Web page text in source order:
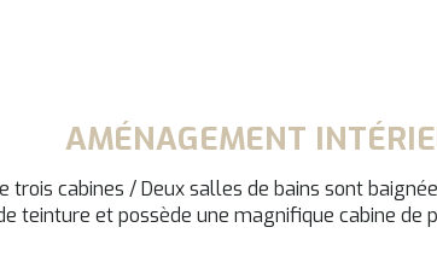
AMÉNAGEMENT
cabines / Deux salles de bains sont
teinture et possède une magnifique cabine de